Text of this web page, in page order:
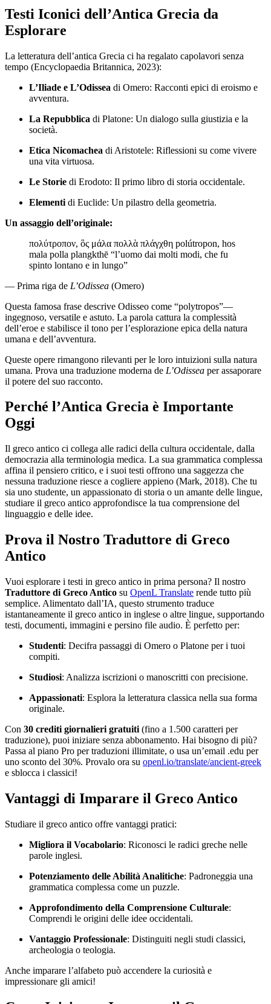
Testi Iconici dell’Antica Grecia da
Esplorare
La letteratura dell’antica Grecia ci ha regalato capolavori senza
tempo (Encyclopaedia Britannica, 2023):
L’Iliade e L’Odissea di Omero: Racconti epici di eroismo e
avventura.
La Repubblica di Platone: Un dialogo sulla giustizia e la
società.
Etica Nicomachea di Aristotele: Riflessioni su come vivere
una vita virtuosa.
Le Storie di Erodoto: Il primo libro di storia occidentale.
Elementi di Euclide: Un pilastro della geometria.
Un assaggio dell’originale:
πολύτροπον, ὃς μάλα πολλὰ πλάγχθη polútropon, hos
mala polla plangkthē “l’uomo dai molti modi, che fu
spinto lontano e in lungo”
— Prima riga de L’Odissea (Omero)
Questa famosa frase descrive Odisseo come “polytropos”—
ingegnoso, versatile e astuto. La parola cattura la complessità
dell’eroe e stabilisce il tono per l’esplorazione epica della natura
umana e dell’avventura.
Queste opere rimangono rilevanti per le loro intuizioni sulla natura
umana. Prova una traduzione moderna de L’Odissea per assaporare
il potere del suo racconto.
Perché l’Antica Grecia è Importante
Oggi
Il greco antico ci collega alle radici della cultura occidentale, dalla
democrazia alla terminologia medica. La sua grammatica complessa
affina il pensiero critico, e i suoi testi offrono una saggezza che
nessuna traduzione riesce a cogliere appieno (Mark, 2018). Che tu
sia uno studente, un appassionato di storia o un amante delle lingue,
studiare il greco antico approfondisce la tua comprensione del
linguaggio e delle idee.
Prova il Nostro Traduttore di Greco
Antico
Vuoi esplorare i testi in greco antico in prima persona? Il nostro
Traduttore di Greco Antico su OpenL Translate rende tutto più
semplice. Alimentato dall’IA, questo strumento traduce
istantaneamente il greco antico in inglese o altre lingue, supportando
testi, documenti, immagini e persino file audio. È perfetto per:
Studenti: Decifra passaggi di Omero o Platone per i tuoi
compiti.
Studiosi: Analizza iscrizioni o manoscritti con precisione.
Appassionati: Esplora la letteratura classica nella sua forma
originale.
Con 30 crediti giornalieri gratuiti (fino a 1.500 caratteri per
traduzione), puoi iniziare senza abbonamento. Hai bisogno di più?
Passa al piano Pro per traduzioni illimitate, o usa un’email .edu per
uno sconto del 30%. Provalo ora su openl.io/translate/ancient-greek
e sblocca i classici!
Vantaggi di Imparare il Greco Antico
Studiare il greco antico offre vantaggi pratici:
Migliora il Vocabolario: Riconosci le radici greche nelle
parole inglesi.
Potenziamento delle Abilità Analitiche: Padroneggia una
grammatica complessa come un puzzle.
Approfondimento della Comprensione Culturale:
Comprendi le origini delle idee occidentali.
Vantaggio Professionale: Distinguiti negli studi classici,
archeologia o teologia.
Anche imparare l’alfabeto può accendere la curiosità e
impressionare gli amici!